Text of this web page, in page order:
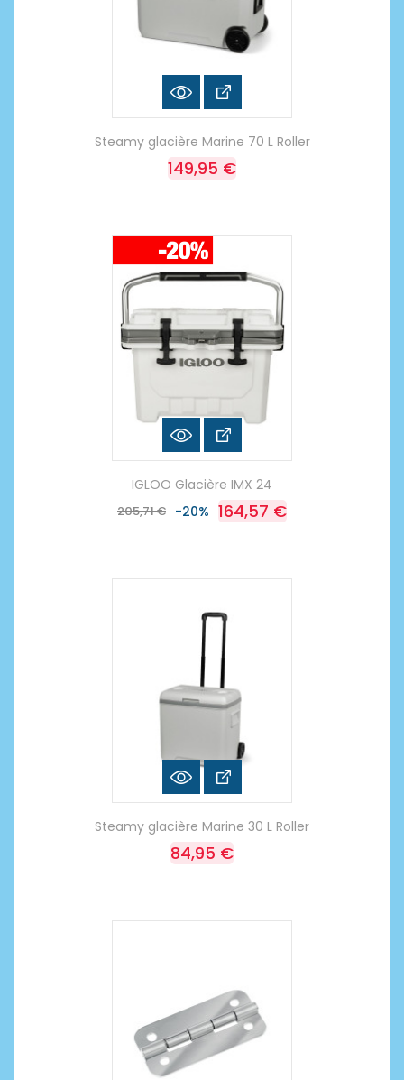
Steamy glacière Marine 70 L Roller
149,95 €
IGLOO Glacière IMX 24
205,71 € -20% 164,57 €
Steamy glacière Marine 30 L Roller
84,95 €